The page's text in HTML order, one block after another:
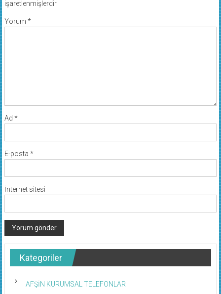
işaretlenmişlerdir
Yorum *
Ad *
E-posta *
İnternet sitesi
Kategoriler
AFŞİN KURUMSAL TELEFONLAR